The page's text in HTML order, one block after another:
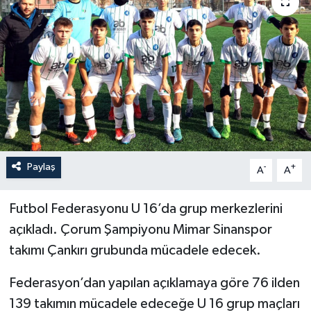
Paylaş A- A+
Futbol Federasyonu U 16’da grup merkezlerini
açıkladı. Çorum Şampiyonu Mimar Sinanspor
takımı Çankırı grubunda mücadele edecek.
Federasyon’dan yapılan açıklamaya göre 76 ilden
139 takımın mücadele edeceğe U 16 grup maçları
EĞİTİM
İLÇELER
OTOPARK
TEKNOLOJİ
Haber Arşivi